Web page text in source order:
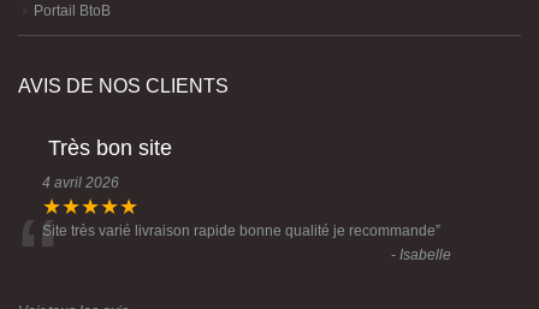
Portail BtoB
AVIS DE NOS CLIENTS
Très bon site
4 avril 2026
★★★★★
“Site très varié livraison rapide bonne qualité je recommande”
- Isabelle